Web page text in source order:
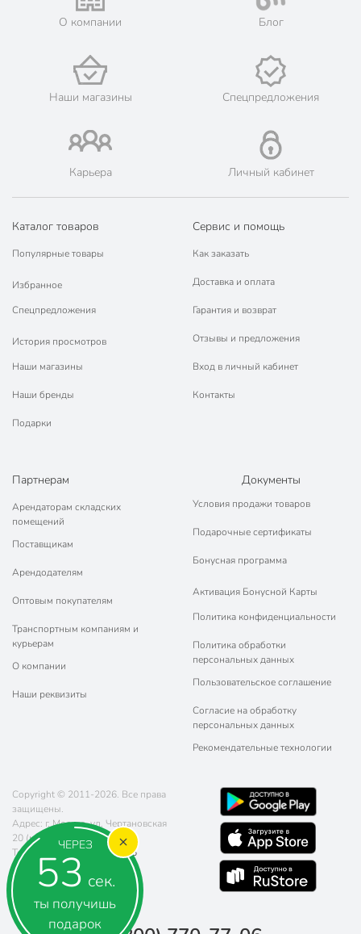
ЧЕРЕЗ
52 сек.
ты получишь
подарок
О компании Блог
Наши магазины Спецпредложения
Карьера Личный кабинет
Каталог товаров
Популярные товары
Избранное
Спецпредложения
История просмотров
Наши магазины
Наши бренды
Подарки
Сервис и помощь
Как заказать
Доставка и оплата
Гарантия и возврат
Отзывы и предложения
Вход в личный кабинет
Контакты
Партнерам
Арендаторам складских
помещений
Поставщикам
Арендодателям
Оптовым покупателям
Транспортным компаниям и
курьерам
О компании
Наши реквизиты
Документы
Условия продажи товаров
Подарочные сертификаты
Бонусная программа
Активация Бонусной Карты
Политика конфиденциальности
Политика обработки
персональных данных
Пользовательское соглашение
Согласие на обработку
персональных данных
Рекомендательные технологии
Copyright © 2011-2026. Все права
защищены.
Адрес: г. Москва, ул. Чертановская
20 (метро Южная)
Телефон:
8 (800) 770-77-06
Почта:sales@poryadok.ru